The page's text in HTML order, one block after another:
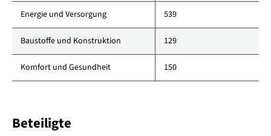
Energie und Versorgung 539
Baustoffe und Konstruktion 129
Komfort und Gesundheit 150
Beteiligte